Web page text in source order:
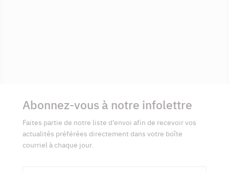
complémentaires
Abonnez-vous à notre infolettre
Faites partie de notre liste d'envoi afin de recevoir vos
actualités préférées directement dans votre boîte
courriel à chaque jour.